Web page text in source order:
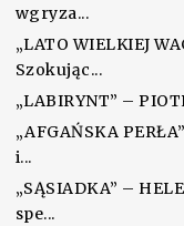
wgryza...
„LATO WIELKIEJ
Szokując...
„LABIRYNT” –
„AFGAŃSKA
i...
„SĄSIADKA” –
spe...